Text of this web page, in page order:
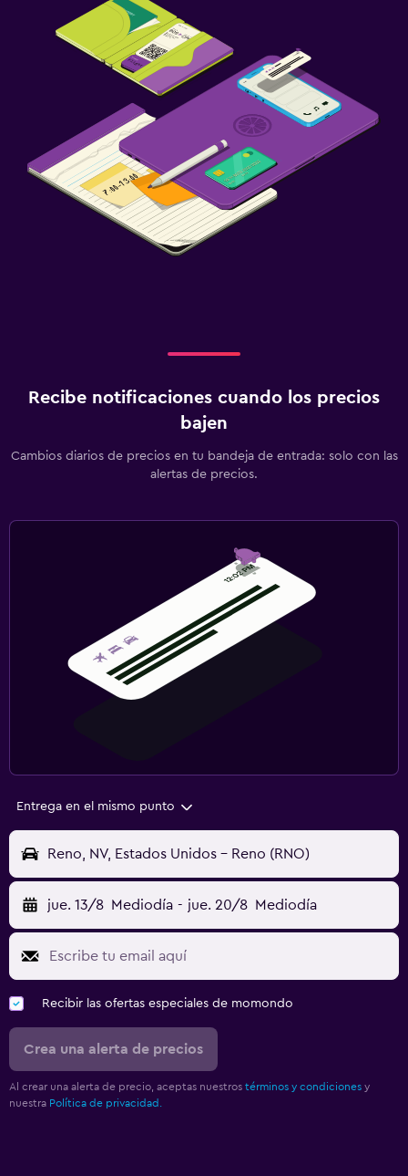
Recibe notificaciones cuando los precios
bajen
Cambios diarios de precios en tu bandeja de entrada: solo con las
alertas de precios.
Entrega en el mismo punto
Reno, NV, Estados Unidos - Reno (RNO)
jue. 13/8 Mediodía - jue. 20/8 Mediodía
Recibir las ofertas especiales de momondo
Crea una alerta de precios
Al crear una alerta de precio, aceptas nuestros términos y condiciones y
nuestra Política de privacidad.